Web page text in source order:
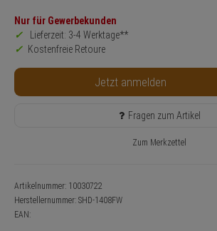
Nur für Gewerbekunden
Lieferzeit: 3-4 Werktage**
Kostenfreie Retoure
Jetzt anmelden
Fragen zum Artikel
Zum Merkzettel
Artikelnummer: 10030722
Herstellernummer: SHD-1408FW
EAN: